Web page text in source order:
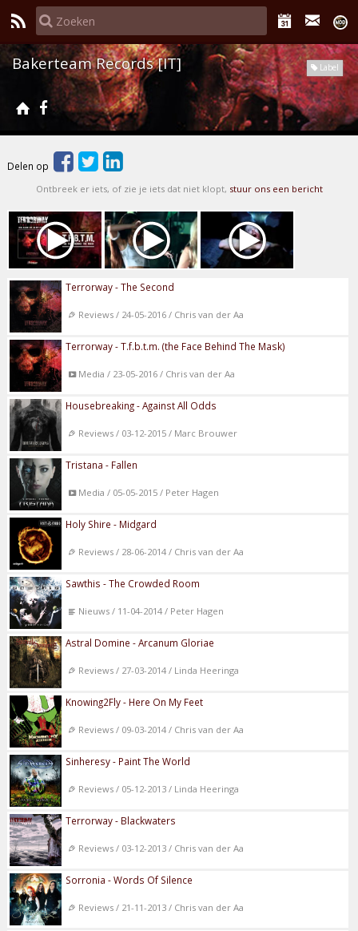
Label
Bakerteam Records [IT]
Delen op
Ontbreek er iets, of zie je iets dat niet klopt, stuur ons een bericht
Terrorway - The Second
Reviews / 24-05-2016 / Chris van der Aa
Terrorway - T.f.b.t.m. (the Face Behind The Mask)
Media / 23-05-2016 / Chris van der Aa
Housebreaking - Against All Odds
Reviews / 03-12-2015 / Marc Brouwer
Tristana - Fallen
Media / 05-05-2015 / Peter Hagen
Holy Shire - Midgard
Reviews / 28-06-2014 / Chris van der Aa
Sawthis - The Crowded Room
Nieuws / 11-04-2014 / Peter Hagen
Astral Domine - Arcanum Gloriae
Reviews / 27-03-2014 / Linda Heeringa
Knowing2Fly - Here On My Feet
Reviews / 09-03-2014 / Chris van der Aa
Sinheresy - Paint The World
Reviews / 05-12-2013 / Linda Heeringa
Terrorway - Blackwaters
Reviews / 03-12-2013 / Chris van der Aa
Sorronia - Words Of Silence
Reviews / 21-11-2013 / Chris van der Aa